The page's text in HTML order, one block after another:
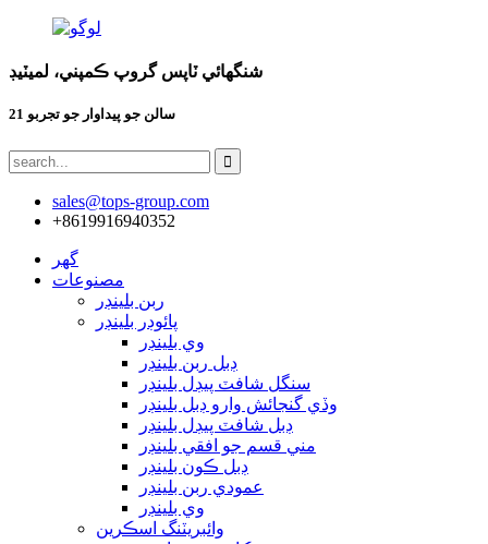
شنگھائي ٽاپس گروپ ڪمپني، لميٽيڊ
21 سالن جو پيداوار جو تجربو
sales@tops-group.com
+8619916940352
گھر
مصنوعات
ربن بلينڊر
پائوڊر بلينڊر
وي بلينڊر
ڊبل ربن بلينڊر
سنگل شافٽ پيڊل بلينڊر
وڏي گنجائش وارو ڊبل بلينڊر
ڊبل شافٽ پيڊل بلينڊر
مني قسم جو افقي بلينڊر
ڊبل ڪون بلينڊر
عمودي ربن بلينڊر
وي بلينڊر
وائبريٽنگ اسڪرين